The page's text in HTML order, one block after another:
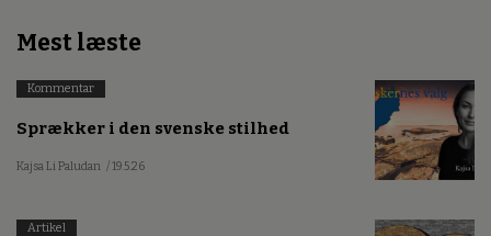
Mest læste
Kommentar
Sprækker i den svenske stilhed
Kajsa Li Paludan / 19.5.26
Artikel